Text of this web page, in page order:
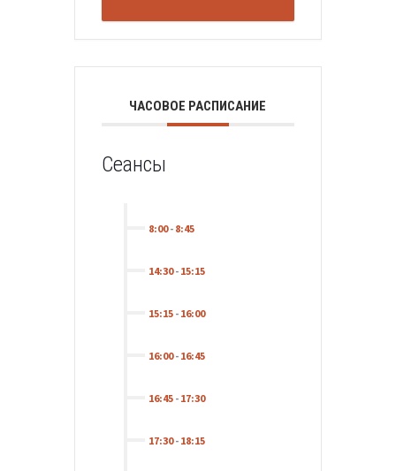
ЧАСОВОЕ РАСПИСАНИЕ
Сеансы
8:00- 8:45
14:30- 15:15
15:15- 16:00
16:00- 16:45
16:45- 17:30
17:30- 18:15